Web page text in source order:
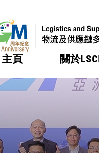
主頁 關於